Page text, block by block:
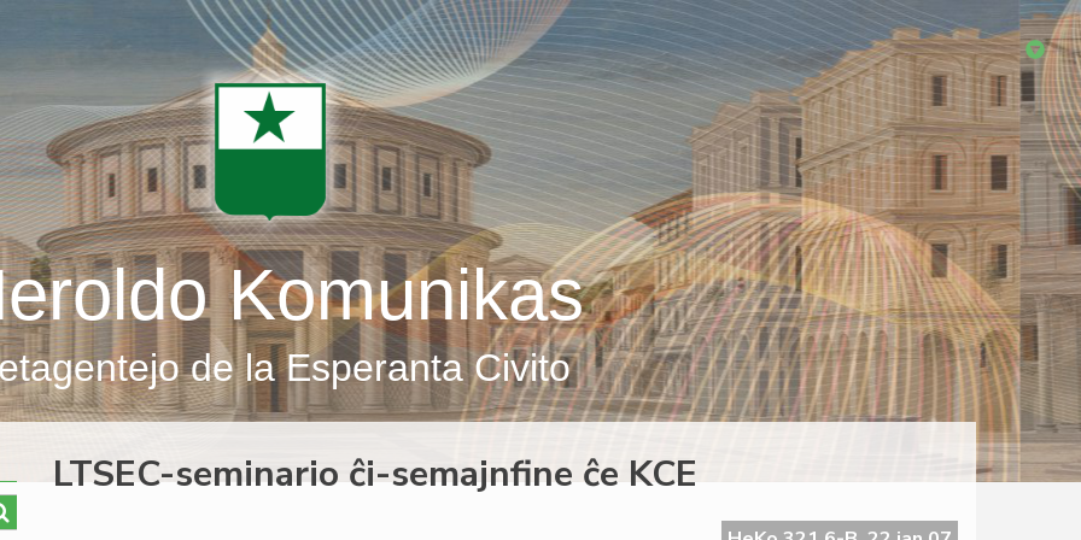
Komunikas
de la Esperanta Civito
LTSEC-seminario ĉi-semajnfine ĉe KCE